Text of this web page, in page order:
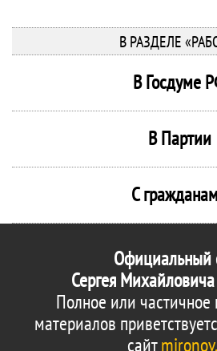
В РАЗДЕЛЕ
В Госдуме
В Партии
С
Официальный
Сергея
Полное или частичное
материалов
сайт